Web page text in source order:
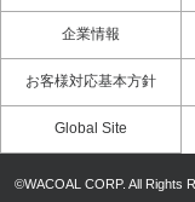
企業情報
お客様対応基本方針
Global Site
©WACOAL CORP. All Rights